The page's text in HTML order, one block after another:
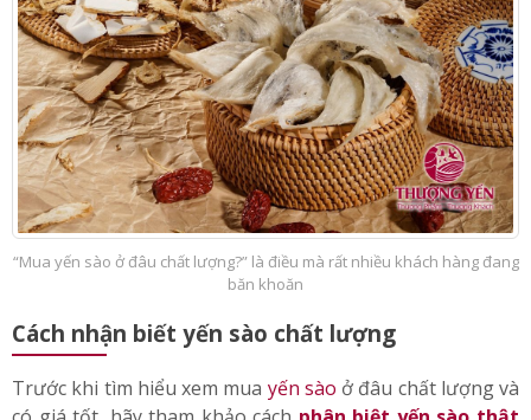
“Mua yến sào ở đâu chất lượng?” là điều mà rất nhiều khách hàng đang
Cách nhận biết yến sào chất lượng